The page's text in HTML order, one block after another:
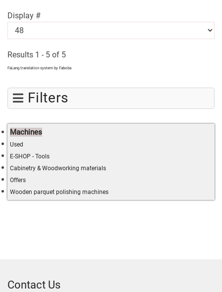
Display #
Results 1 - 5 of 5
FaLang translation system by Faboba
Filters
Machines
Used
E-SHOP - Tools
Cabinetry & Woodworking materials
Offers
Wooden parquet polishing machines
Contact Us